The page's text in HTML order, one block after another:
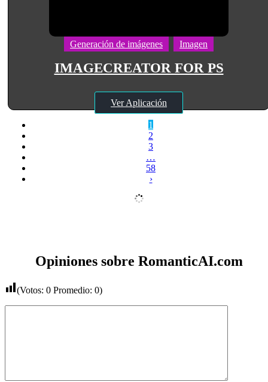
Generación de imágenes Imagen
IMAGECREATOR FOR PS
Ver Aplicación
1
2
3
…
58
›
Opiniones sobre RomanticAI.com
(Votos: 0 Promedio: 0)